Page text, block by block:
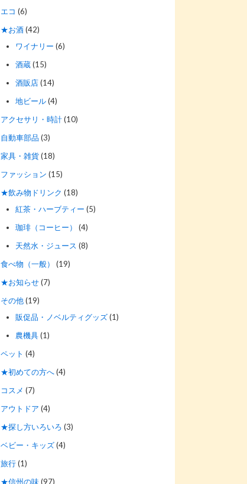
エコ (6)
★お酒(42)
ワイナリー (6)
酒蔵(15)
酒販店(14)
地ビール(4)
アクセサリ・時計(10)
自動車部品 (3)
家具・雑貨(18)
ファッション (15)
★飲み物ドリンク (18)
紅茶・ハーブティー (5)
珈琲（コーヒー）
(4)
天然水・ジュース (8)
食べ物（一般）
(19)
★お知らせ(7)
その他(19)
販促品・ノベルティグッズ(1)
農機具(1)
ペット (4)
★初めての方へ(4)
コスメ (7)
アウトドア (4)
★探し方いろいろ (3)
ベビー・キッズ(4)
旅行(1)
★信州の味(97)